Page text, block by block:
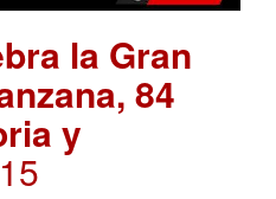
la Gran
84
y